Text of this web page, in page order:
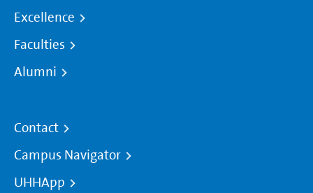
Excellence
Faculties
Alumni
Contact
Campus Navigator
UHHApp